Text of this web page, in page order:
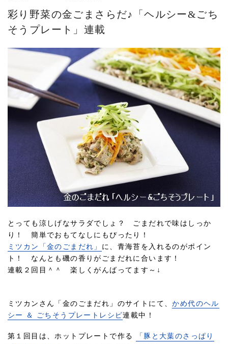
彩り野菜の金ごまさらだ♪「ヘルシー&ごち
そうプレート」連載
とっても涼しげなサラダでしょ？ ごまだれで味はしっか
り！ 簡単でおもてなしにもぴったり！
ミツカン「金のごまだれ」 に、青海苔を入れるのがポイン
ト！ なんとも磯の香りがごまだれに合います！
連載２回目＾＾ 楽しくがんばってます～↓
ミツカンさん「金のごまだれ」のサイトにて、かめ代のヘル
シー ＆ ごちそうプレートレシピ連載中！
第１回目は、ホットプレートで作る
「豚と大葉のさっぱり